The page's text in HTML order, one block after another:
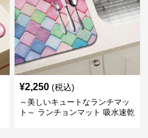
¥2,250 (税込)
～美しいキュートなランチマッ
ト～ ランチョンマット 吸水速乾